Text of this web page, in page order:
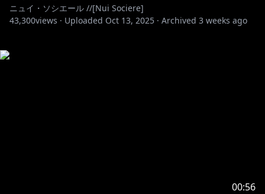
ニュイ・ソシエール //[Nui Sociere]
43,300views · Uploaded Oct 13, 2025 · Archived 3 weeks ago
00:56